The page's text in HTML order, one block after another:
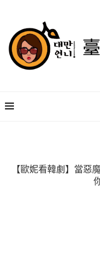
【歐妮看韓劇】當惡